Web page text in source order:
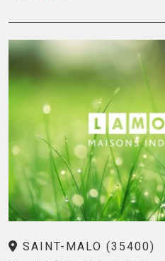
SAINT-MALO (35400)